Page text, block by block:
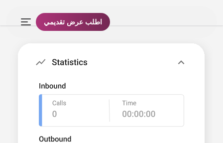
اطلب عرض تقديمي